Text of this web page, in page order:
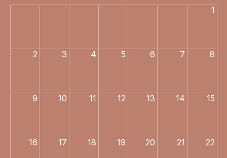
1
2 3 4 5 6 7 8
9 10 11 12 13 14 15
16 17 18 19 20 21 22